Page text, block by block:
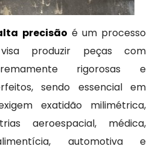
precisão é um processo
produzir peças com
rigorosas e
sendo essencial em
exatidão milimétrica,
aeroespacial, médica,
automotiva e